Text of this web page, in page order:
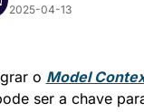
2025-04-13
o Model
ser a chave